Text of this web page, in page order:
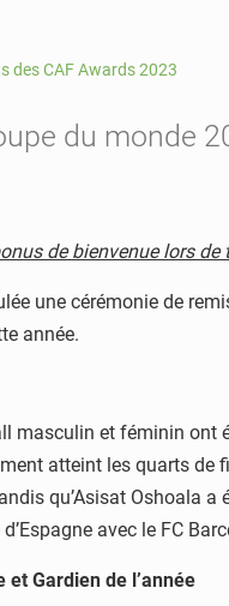
du monde
de bienvenue lors
une cérémonie de
année.
masculin et féminin ont
atteint les quarts
qu’Asisat Oshoala
avec le FC
et Gardien de l’année